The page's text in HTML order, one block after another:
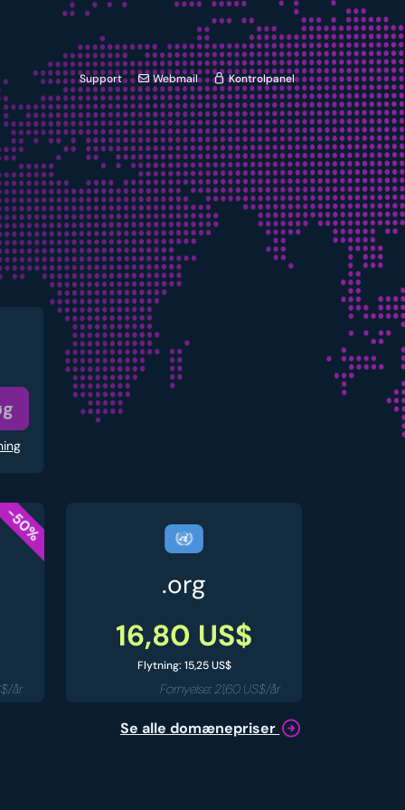
Support Webmail Kontrolpanel
-50%
år
.org
16,80 US$
Flytning: 15,25 US$
Fornyelse: 21,60 US$/år
Se alle domænepriser